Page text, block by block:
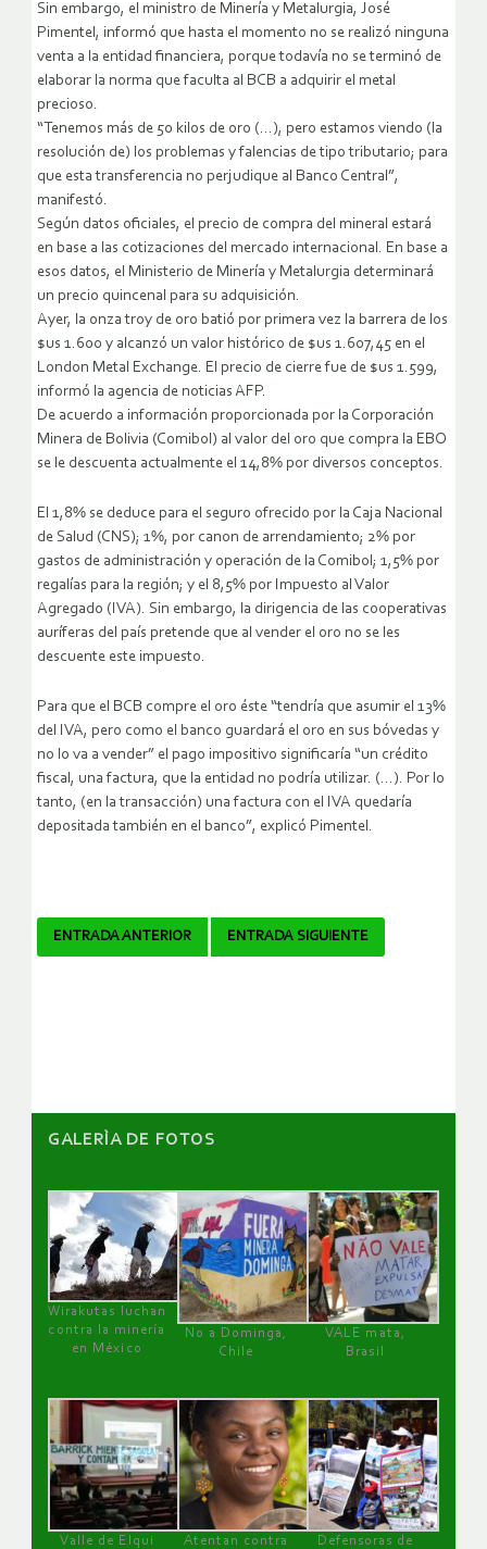
Sin embargo, el ministro de Minería y Metalurgia, José
Pimentel, informó que hasta el momento no se realizó ninguna
venta a la entidad financiera, porque todavía no se terminó de
elaborar la norma que faculta al BCB a adquirir el metal
precioso.
“Tenemos más de 50 kilos de oro (…), pero estamos viendo (la
resolución de) los problemas y falencias de tipo tributario; para
que esta transferencia no perjudique al Banco Central”,
manifestó.
Según datos oficiales, el precio de compra del mineral estará
en base a las cotizaciones del mercado internacional. En base a
esos datos, el Ministerio de Minería y Metalurgia determinará
un precio quincenal para su adquisición.
Ayer, la onza troy de oro batió por primera vez la barrera de los
$us 1.600 y alcanzó un valor histórico de $us 1.607,45 en el
London Metal Exchange. El precio de cierre fue de $us 1.599,
informó la agencia de noticias AFP.
De acuerdo a información proporcionada por la Corporación
Minera de Bolivia (Comibol) al valor del oro que compra la EBO
se le descuenta actualmente el 14,8% por diversos conceptos.
El 1,8% se deduce para el seguro ofrecido por la Caja Nacional
de Salud (CNS); 1%, por canon de arrendamiento; 2% por
gastos de administración y operación de la Comibol; 1,5% por
regalías para la región; y el 8,5% por Impuesto al Valor
Agregado (IVA). Sin embargo, la dirigencia de las cooperativas
auríferas del país pretende que al vender el oro no se les
descuente este impuesto.
Para que el BCB compre el oro éste “tendría que asumir el 13%
del IVA, pero como el banco guardará el oro en sus bóvedas y
no lo va a vender” el pago impositivo significaría “un crédito
fiscal, una factura, que la entidad no podría utilizar. (…). Por lo
tanto, (en la transacción) una factura con el IVA quedaría
depositada también en el banco”, explicó Pimentel.
Navegador
ENTRADA ANTERIOR ENTRADA SIGUIENTE
GALERÌA DE FOTOS
Wirakutas luchan
contra la minería
en México
No a Dominga,
Chile
VALE mata,
Brasil
Valle de Elqui
Atentan contra
Defensoras de